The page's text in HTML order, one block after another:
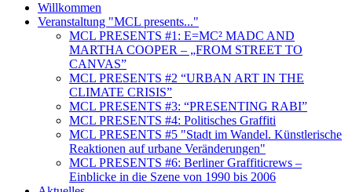
Willkommen
Veranstaltung "MCL presents..."
MCL PRESENTS #1: E=MC² MADC AND
MARTHA COOPER – „FROM STREET TO
CANVAS”
MCL PRESENTS #2 “URBAN ART IN THE
CLIMATE CRISIS”
MCL PRESENTS #3: “PRESENTING RABI”
MCL PRESENTS #4: Politisches Graffiti
MCL PRESENTS #5 "Stadt im Wandel. Künstlerische
Reaktionen auf urbane Veränderungen"
MCL PRESENTS #6: Berliner Graffiticrews –
Einblicke in die Szene von 1990 bis 2006